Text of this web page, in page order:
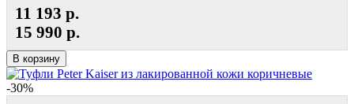
11 193 р.
15 990 р.
В корзину
-30%